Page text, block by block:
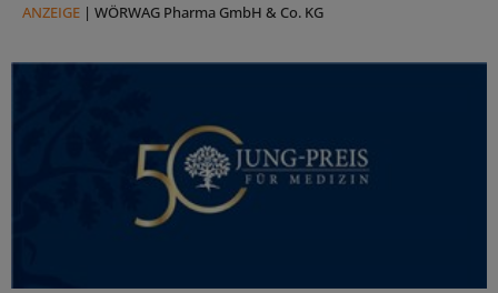
ANZEIGE | WÖRWAG Pharma GmbH & Co. KG